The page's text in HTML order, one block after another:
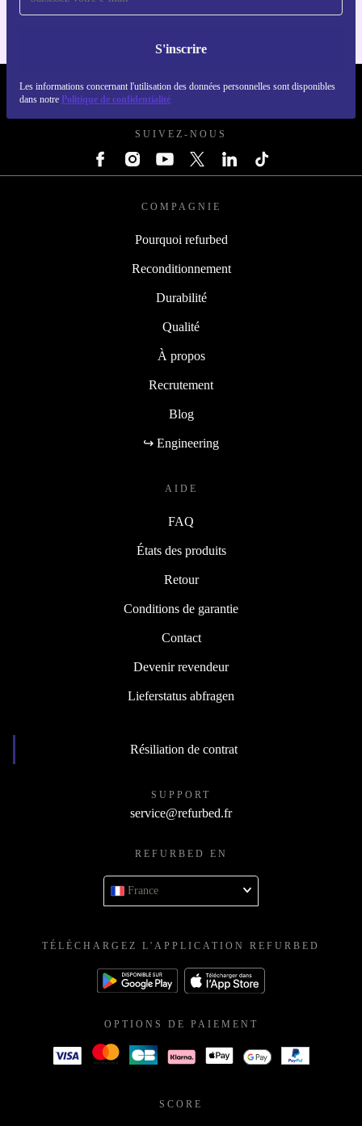
S'inscrire
Les informations concernant l'utilisation des données personnelles sont disponibles
dans notre Politique de confidentialité
REFURBED FRANCE - RETHINK NEW.
SUIVEZ-NOUS
COMPAGNIE
Pourquoi refurbed
Reconditionnement
Durabilité
Qualité
À propos
Recrutement
Blog
↪ Engineering
AIDE
FAQ
États des produits
Retour
Conditions de garantie
Contact
Devenir revendeur
Lieferstatus abfragen
Résiliation de contrat
SUPPORT
service@refurbed.fr
REFURBED EN
France
TÉLÉCHARGEZ L'APPLICATION REFURBED
OPTIONS DE PAIEMENT
SCORE